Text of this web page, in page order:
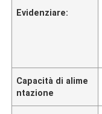
Evidenziare:
Capacità di alime
ntazione